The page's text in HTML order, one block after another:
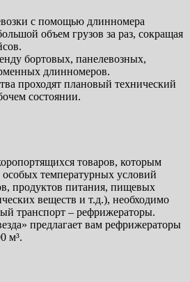
с помощью длинномера
объем грузов за раз, сокращая
бортовых, панелевозных,
длинномеров.
проходят плановый технический
состоянии.
товаров, которым
температурных условий
продуктов питания, пищевых
веществ и т.д.), необходимо
транспорт – рефрижераторы.
предлагает вам рефрижераторы
м³.